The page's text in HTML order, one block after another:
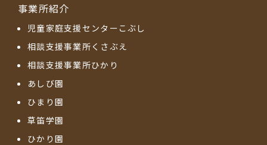
事業所紹介
児童家庭支援センターこぶし
相談支援事業所くさぶえ
相談支援事業所ひかり
あしび園
ひまり園
草笛学園
ひかり園